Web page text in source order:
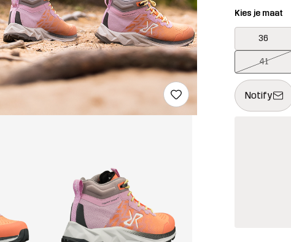
Kies je maat
36
41
Notify
Deze knop
{{size}} niet